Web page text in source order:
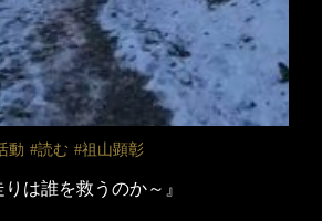
動 読む 祖山顕彰
りは誰を救うのか～』